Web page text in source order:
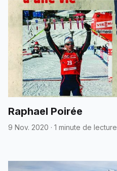
Raphael Poirée
9 Nov. 2020 · 1 minute de lecture